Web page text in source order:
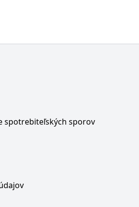
spotrebiteľských sporov